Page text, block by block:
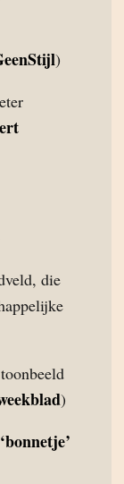
)
die
)